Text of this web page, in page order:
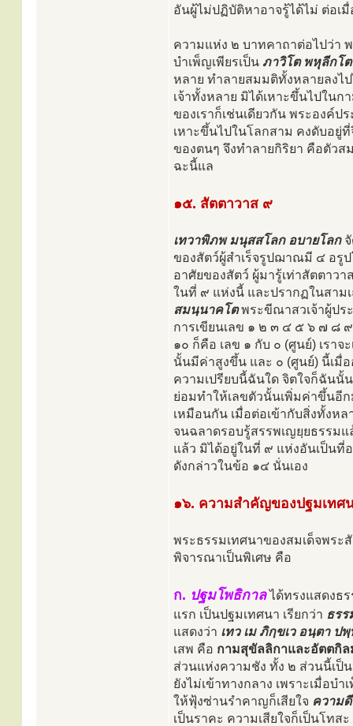
อันผู้ไม่ปฏิบัติหาอาจรู้ได้ไม่ ต่อเมื่
ความแห่ง ๒ บาทคาถาต่อไปว่า
บำเพ็ญเพียรเป็น ภาวิโต พหุลีกโต
หลาย ทำลายสมมติทั้งหลายลงไ
เจ้าทั้งหลาย มิได้เหาะขึ้นไปใน
ของเราก็เช่นเดียวกัน พระองค์
เหาะขึ้นไปในโลกสาม คงดับอยู่
ของตนๆ จึงทำลายกิริยา คือตัวส
ฉะนี้แล
๑๕. สัตตาวาส ๙
เทวาพิภพ มนุสสโลก อบายโลกจั
ของสัตว์ผู้สำเร็จรูปฌาณมี ๔ อรู
อาศัยของสัตว์ ผู้มารู้เท่าสัตตาว
ในที่ ๙ แห่งนี้ และปรากฏในสา
สมนฺนาคโตพระขีณาสวเจ้าผู้ปร
การเขียนเลข ๑ ๒ ๓ ๔ ๕ ๖ ๗ ๘
๑๐ ก็คือ เลข ๑ กับ ๐ (ศูนย์) เรา
นั้นมีค่าสูงขึ้น และ ๐ (ศูนย์) นี้เมื่อ
ความเปรียบนี้ฉันใด จิตใจก็ฉันนั้
ย่อมทำให้เลขตัวนั้นเพิ่มค่าขึ้นอีก
เหมือนกัน เมื่อต่อเข้ากับสิ่งทั้งห
จนฉลาดรอบรู้สรรพเญยฺยธรรม
แล้ว มิได้อยู่ในที่ ๙ แห่งอันเป็น
ดังกล่าวในข้อ ๑๔ นั่นเอง
๑๖. ความสำคัญของปฐมเทศ
พระธรรมเทศนาของสมเด็จพร
พิจารณาเป็นพิเศษ คือ
ก. ปฐมโพธิกาลได้ทรงแสดงธ
แรก เป็นปฐมเทศนา เรียกว่า ธรร
แสดงว่า เทว เม ภิกฺขเว อนฺตา ป
เสพ คือ กามสุขัลลิกาและอัตตกิล
ส่วนแห่งความชัง ทั้ง ๒ ส่วนนี้เป็
ยังไม่เข้าทางกลาง เพราะเมื่อบ
ให้ฟุ้งซ่านรำคาญก็เสียใจ ความ
เป็นราคะ ความเสียใจก็เป็นโท